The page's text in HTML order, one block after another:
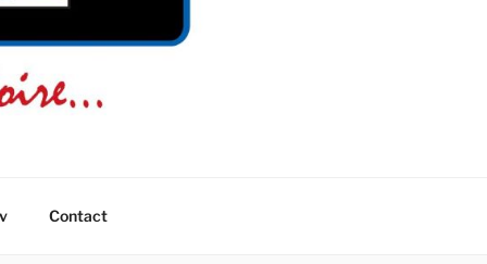
Contact